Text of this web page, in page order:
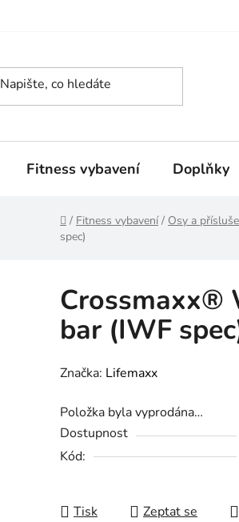
Fitness vybavení Doplňky
Domů
/ Fitness vybavení / Osy a
spec)
Crossmaxx®
bar (IWF
Značka: Lifemaxx
Položka byla vyprodána…
Dostupnost
Kód:
Tisk Zeptat se